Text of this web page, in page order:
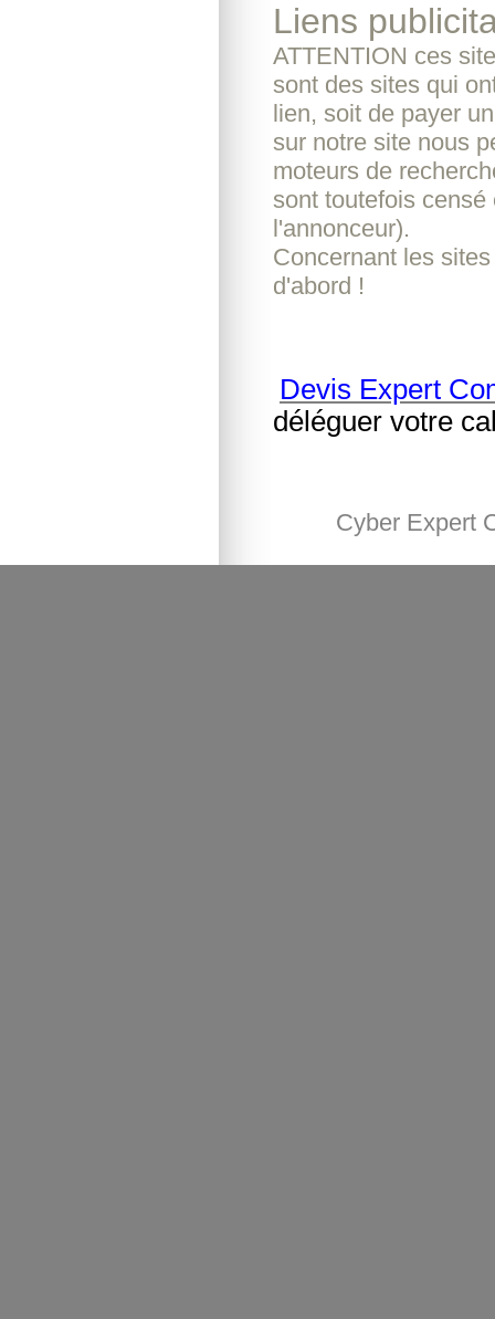
Liens
ATTENTION ces
sont des sites qui
lien, soit de payer
sur notre site nous
moteurs de
sont toutefois censé
l'annonceur).
Concernant les
d'abord !
Devis Expert
déléguer votre
Cyber Expert